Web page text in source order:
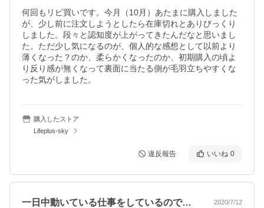
何回もリピ買いです。今月（10月）あたまに購入しました
が、少し前に注文しようとしたら在庫切れとありびっくり
しました。段々と認知度が上がってきたんだなと思いまし
た。ただ少し気になるのが、個人的な感想として以前より
薄くなった？のか、柔らかくなったのか、初期購入の頃よ
り反り感が無くなって裏面に当たる側が毛羽立ちやすくな
った気がしました。
購入したストア
Lifeplus-sky
違反報告 いいね 0
一日中動いている仕事をしているので、試… 2020/7/12